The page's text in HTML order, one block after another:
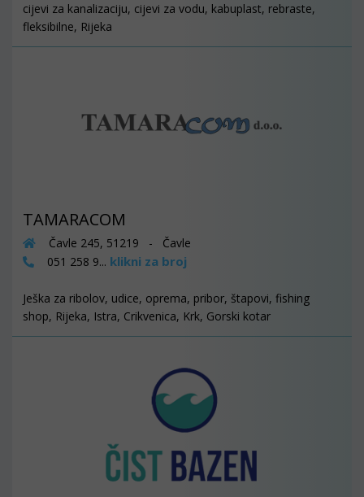
cijevi za kanalizaciju, cijevi za vodu, kabuplast, rebraste,
fleksibilne, Rijeka
TAMARACOM
Čavle 245, 51219 - Čavle
051 258 9... klikni za broj
Ješka za ribolov, udice, oprema, pribor, štapovi, fishing
shop, Rijeka, Istra, Crikvenica, Krk, Gorski kotar